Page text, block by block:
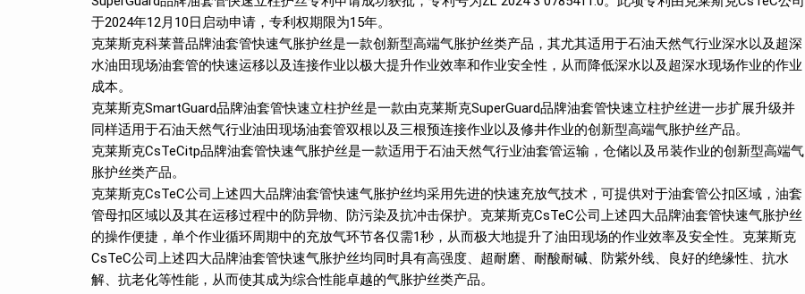
于2024年12月10日启动申请，专利权期限为15年。
克莱斯克科莱普品牌油套管快速气胀护丝是一款创新型高端气胀护丝类产品，其尤其适用于石油天然气行业深水以及超深
水油田现场油套管的快速运移以及连接作业以极大提升作业效率和作业安全性，从而降低深水以及超深水现场作业的作业
成本。
克莱斯克SmartGuard品牌油套管快速立柱护丝是一款由克莱斯克SuperGuard品牌油套管快速立柱护丝进一步扩展升级并
同样适用于石油天然气行业油田现场油套管双根以及三根预连接作业以及修井作业的创新型高端气胀护丝产品。
克莱斯克CsTeCitp品牌油套管快速气胀护丝是一款适用于石油天然气行业油套管运输，仓储以及吊装作业的创新型高端气
胀护丝类产品。
克莱斯克CsTeC公司上述四大品牌油套管快速气胀护丝均采用先进的快速充放气技术，可提供对于油套管公扣区域，油套
管母扣区域以及其在运移过程中的防异物、防污染及抗冲击保护。克莱斯克CsTeC公司上述四大品牌油套管快速气胀护丝
的操作便捷，单个作业循环周期中的充放气环节各仅需1秒，从而极大地提升了油田现场的作业效率及安全性。克莱斯克
CsTeC公司上述四大品牌油套管快速气胀护丝均同时具有高强度、超耐磨、耐酸耐碱、防紫外线、良好的绝缘性、抗水
解、抗老化等性能，从而使其成为综合性能卓越的气胀护丝类产品。